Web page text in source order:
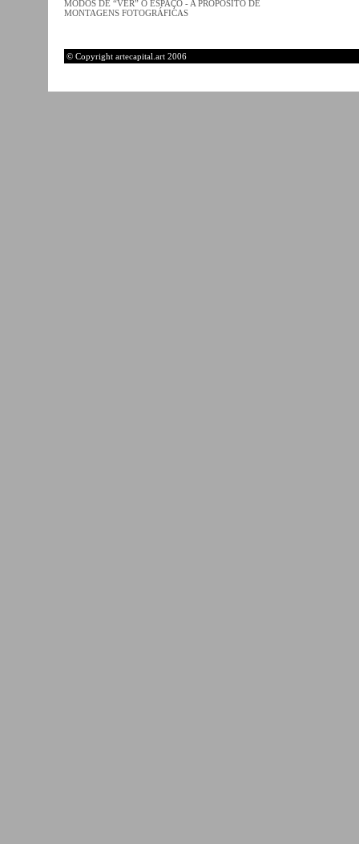
MODOS DE “VER” O ESPAÇO - A PROPÓSITO DE
MONTAGENS FOTOGRÁFICAS
© Copyright artecapital.art 2006